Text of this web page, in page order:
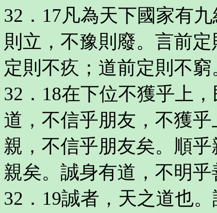
32．17凡為天下國家有
則立，不豫則廢。言前
定則不疚；道前定則不窮
32．18在下位不獲乎上
道，不信乎朋友，不獲
親，不信乎朋友矣。順
親矣。誠身有道，不明
32．19誠者，天之道也